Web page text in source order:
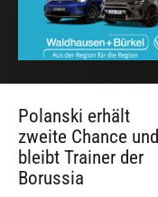
Polanski erhält
zweite Chance und
bleibt Trainer der
Borussia